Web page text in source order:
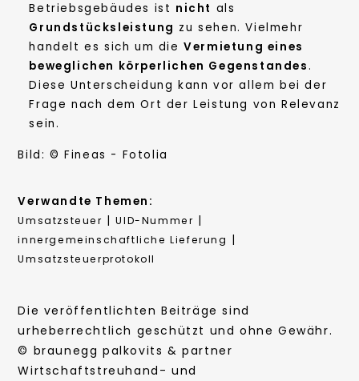
Betriebsgebäudes ist nicht als
Grundstücksleistung zu sehen. Vielmehr
handelt es sich um dieVermietung eines
beweglichen körperlichen Gegenstandes.
Diese Unterscheidung kann vor allem bei der
Frage nach dem Ort der Leistung von Relevanz
sein.
Bild: © Fineas - Fotolia
Verwandte Themen:
Umsatzsteuer |UID-Nummer |
innergemeinschaftliche Lieferung |
Umsatzsteuerprotokoll
Die veröffentlichten Beiträge sind
urheberrechtlich geschützt und ohne Gewähr.
© braunegg palkovits & partner
Wirtschaftstreuhand- und